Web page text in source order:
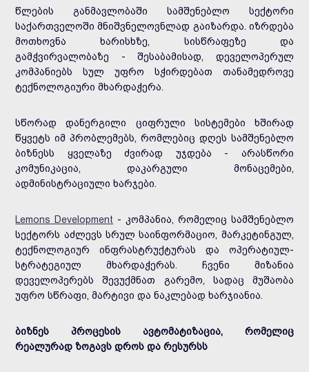
წლების განმავლობაში სამშენებლო სექტორი
საქართველოში მნიშვნელოვნლად გაიზარდა. იზრდება
მოთხოვნა ხარისხზე, სისწრაფეზე და
გამჭვირვალობაზე - შესაბამისად, დეველოპერულ
კომპანიებს სულ უფრო სჭირდებათ თანამედროვე
ტექნოლოგიური მხარდაჭერა.
სწორად დანერგილი ციფრული სისტემები ხშირად
წყვეტს იმ პრობლემებს, რომლებიც დღეს სამშენებლო
ბიზნესს ყველაზე ძვირად უჯდება - არასწორი
კომუნიკაცია, დაკარგული მონაცემები,
ადმინისტრაციული ხარჯები.
Lemons Development - კომპანია, რომელიც სამშენებლო
სექტორს აძლევს სრულ საინფორმაციო, მარკეტინგულ,
ტექნოლოგიურ ინფრასტრუქტურას და ოპერატიულ-
სტრატეგიულ მხარდაჭერას. ჩვენი მიზანია
დეველოპერებს შევუქმნათ გარემო, სადაც მუშაობა
უფრო სწრაფი, მარტივი და ნაკლებად ხარჯიანია.
ბიზნეს პროცესის ავტომატიზაცია, რომელიც
რეალურად ზოგავს დროს და რესურსს